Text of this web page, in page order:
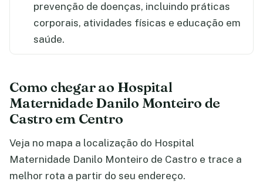
prevenção de doenças, incluindo práticas
corporais, atividades físicas e educação em
saúde.
Como chegar ao Hospital
Maternidade Danilo Monteiro de
Castro em Centro
Veja no mapa a localização do Hospital
Maternidade Danilo Monteiro de Castro e trace a
melhor rota a partir do seu endereço.